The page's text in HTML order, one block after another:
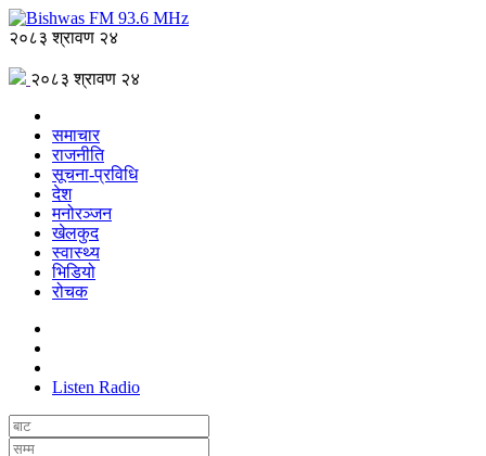
२०८३ श्रावण २४
२०८३ श्रावण २४
समाचार
राजनीति
सूचना-प्रविधि
देश
मनोरञ्जन
खेलकुद
स्वास्थ्य
भिडियो
रोचक
Listen Radio